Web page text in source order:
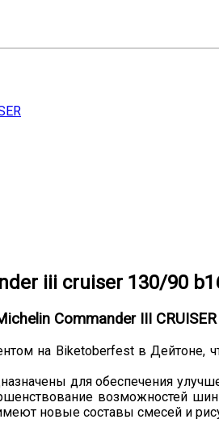
iii cruiser 130/90
Commander III CRUISER
на Biketoberfest в Дейтоне,
для обеспечения
возможностей
новые составы смесей и